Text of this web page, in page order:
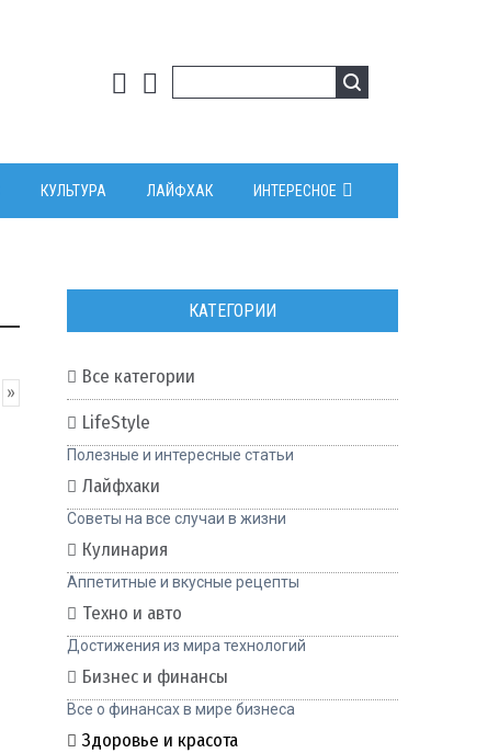
КУЛЬТУРА ЛАЙФХАК ИНТЕРЕСНОЕ
»
КАТЕГОРИИ
Все категории
LifeStyle
Полезные и интересные статьи
Лайфхаки
Советы на все случаи в жизни
Кулинария
Аппетитные и вкусные рецепты
Техно и авто
Достижения из мира технологий
Бизнес и финансы
Все о финансах в мире бизнеса
Здоровье и красота